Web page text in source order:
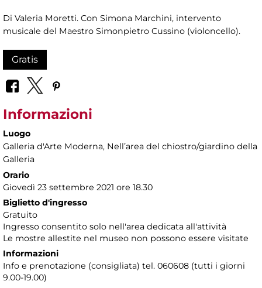
Di Valeria Moretti. Con Simona Marchini, intervento
musicale del Maestro Simonpietro Cussino (violoncello).
Gratis
Informazioni
Luogo
Galleria d'Arte Moderna, Nellʼarea del chiostro/giardino della
Galleria
Orario
Giovedì 23 settembre 2021 ore 18.30
Biglietto d'ingresso
Gratuito
Ingresso consentito solo nell'area dedicata all'attività
Le mostre allestite nel museo non possono essere visitate
Informazioni
Info e prenotazione (consigliata) tel. 060608 (tutti i giorni
9.00-19.00)